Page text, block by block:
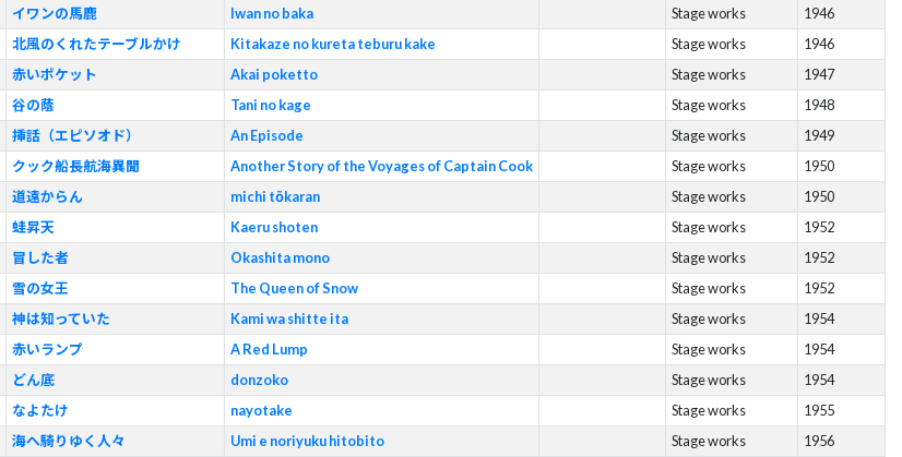
イワンの馬鹿 Iwan no baka Stage works
1946
北風のくれたテーブルかけ Kitakaze no kureta teburu kake Stage works
1946
赤いポケット Akai poketto Stage works
1947
谷の蔭 Tani no kage Stage works
1948
挿話（エピソオド） An Episode Stage works
1949
クック船長航海異聞 Another Story of the Voyages of Captain Cook Stage works
1950
道遠からん michi tōkaran Stage works
1950
蛙昇天 Kaeru shoten Stage works
1952
冒した者 Okashita mono Stage works
1952
雪の女王 The Queen of Snow Stage works
1952
神は知っていた Kami wa shitte ita Stage works
1954
赤いランプ A Red Lump Stage works
1954
どん底 donzoko Stage works
1954
なよたけ nayotake Stage works
1955
海へ騎りゆく人々 Umi e noriyuku hitobito Stage works
1956